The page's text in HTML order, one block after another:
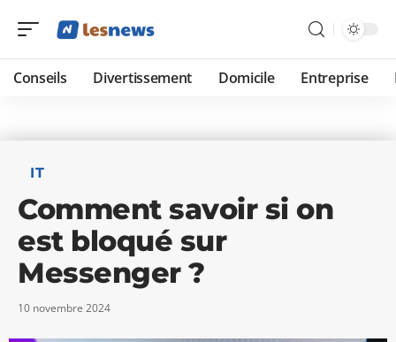
Conseils Divertissement Domicile Entreprise
IT
Comment savoir si on
est bloqué sur
Messenger ?
10 novembre 2024